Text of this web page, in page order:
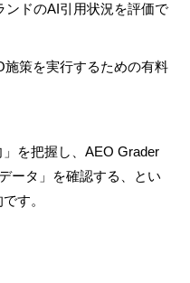
ンドのAI引用状況を評価で
施策を実行するための有料
を把握し、AEO Grader
ータ」を確認する、とい
す。